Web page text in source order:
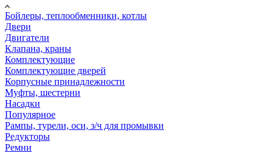
Бойлеры, теплообменники, котлы
Двери
Двигатели
Клапана, краны
Комплектующие
Комплектующие дверей
Корпусные принадлежности
Муфты, шестерни
Насадки
Популярное
Рампы, турели, оси, з/ч для промывки
Редукторы
Ремни